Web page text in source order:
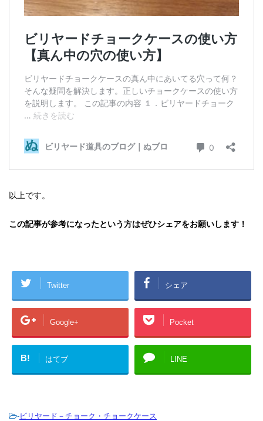
以上です。
この記事が参考になったという方はぜひシェアをお願いします！
Twitter シェア
Google+ Pocket
B! はてブ LINE
-ビリヤード－チョーク・チョークケース